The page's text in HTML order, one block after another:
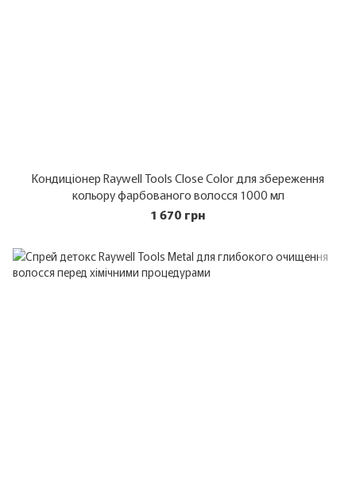
Кондиціонер Raywell Tools Close Color для збереження
кольору фарбованого волосся 1000 мл
1 670 грн